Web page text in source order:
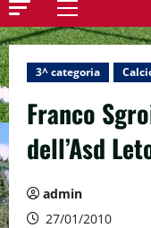
Menu
principale
3^ categoria
Franco
dell’Asd
admin
27/01/2010